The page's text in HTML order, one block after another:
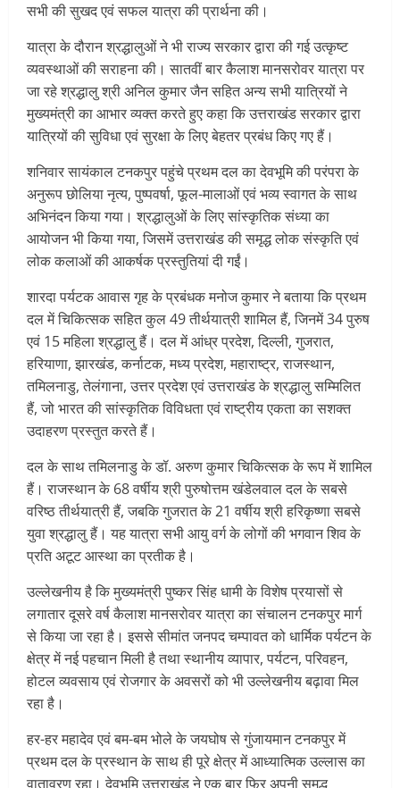
सभी की सुखद एवं सफल यात्रा की प्रार्थना की।
यात्रा के दौरान श्रद्धालुओं ने भी राज्य सरकार द्वारा की गई उत्कृष्ट
व्यवस्थाओं की सराहना की। सातवीं बार कैलाश मानसरोवर यात्रा पर
जा रहे श्रद्धालु श्री अनिल कुमार जैन सहित अन्य सभी यात्रियों ने
मुख्यमंत्री का आभार व्यक्त करते हुए कहा कि उत्तराखंड सरकार द्वारा
यात्रियों की सुविधा एवं सुरक्षा के लिए बेहतर प्रबंध किए गए हैं।
शनिवार सायंकाल टनकपुर पहुंचे प्रथम दल का देवभूमि की परंपरा के
अनुरूप छोलिया नृत्य, पुष्पवर्षा, फूल-मालाओं एवं भव्य स्वागत के साथ
अभिनंदन किया गया। श्रद्धालुओं के लिए सांस्कृतिक संध्या का
आयोजन भी किया गया, जिसमें उत्तराखंड की समृद्ध लोक संस्कृति एवं
लोक कलाओं की आकर्षक प्रस्तुतियां दी गईं।
शारदा पर्यटक आवास गृह के प्रबंधक मनोज कुमार ने बताया कि प्रथम
दल में चिकित्सक सहित कुल 49 तीर्थयात्री शामिल हैं, जिनमें 34 पुरुष
एवं 15 महिला श्रद्धालु हैं। दल में आंध्र प्रदेश, दिल्ली, गुजरात,
हरियाणा, झारखंड, कर्नाटक, मध्य प्रदेश, महाराष्ट्र, राजस्थान,
तमिलनाडु, तेलंगाना, उत्तर प्रदेश एवं उत्तराखंड के श्रद्धालु सम्मिलित
हैं, जो भारत की सांस्कृतिक विविधता एवं राष्ट्रीय एकता का सशक्त
उदाहरण प्रस्तुत करते हैं।
दल के साथ तमिलनाडु के डॉ. अरुण कुमार चिकित्सक के रूप में शामिल
हैं। राजस्थान के 68 वर्षीय श्री पुरुषोत्तम खंडेलवाल दल के सबसे
वरिष्ठ तीर्थयात्री हैं, जबकि गुजरात के 21 वर्षीय श्री हरिकृष्णा सबसे
युवा श्रद्धालु हैं। यह यात्रा सभी आयु वर्ग के लोगों की भगवान शिव के
प्रति अटूट आस्था का प्रतीक है।
उल्लेखनीय है कि मुख्यमंत्री पुष्कर सिंह धामी के विशेष प्रयासों से
लगातार दूसरे वर्ष कैलाश मानसरोवर यात्रा का संचालन टनकपुर मार्ग
से किया जा रहा है। इससे सीमांत जनपद चम्पावत को धार्मिक पर्यटन के
क्षेत्र में नई पहचान मिली है तथा स्थानीय व्यापार, पर्यटन, परिवहन,
होटल व्यवसाय एवं रोजगार के अवसरों को भी उल्लेखनीय बढ़ावा मिल
रहा है।
हर-हर महादेव एवं बम-बम भोले के जयघोष से गुंजायमान टनकपुर में
प्रथम दल के प्रस्थान के साथ ही पूरे क्षेत्र में आध्यात्मिक उल्लास का
वातावरण रहा। देवभूमि उत्तराखंड ने एक बार फिर अपनी समृद्ध